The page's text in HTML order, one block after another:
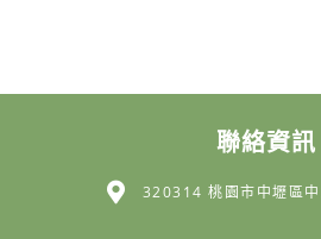
聯絡資訊
320314 桃園市中壢區